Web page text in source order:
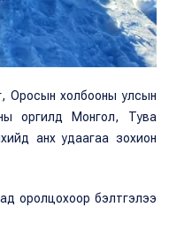
Оросын холбооны улсын
оргилд Монгол, Тува
анх удаагаа зохион
оролцохоор бэлтгэлээ